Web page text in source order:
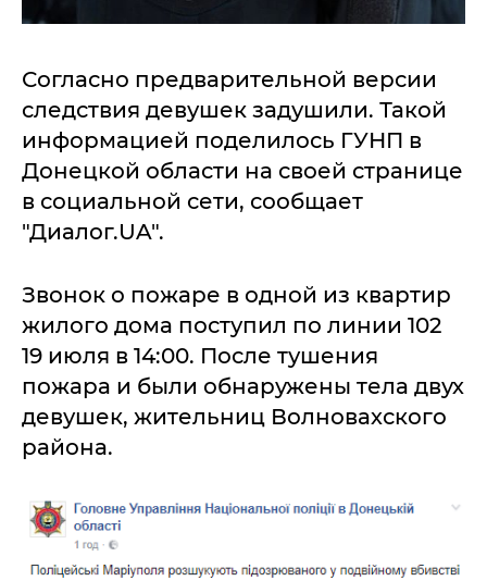
Согласно предварительной версии
следствия девушек задушили. Такой
информацией поделилось ГУНП в
Донецкой области на своей странице
в социальной сети, сообщает
"Диалог.UA".
Звонок о пожаре в одной из квартир
жилого дома поступил по линии 102
19 июля в 14:00. После тушения
пожара и были обнаружены тела двух
девушек, жительниц Волновахского
района.